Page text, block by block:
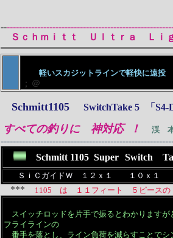
--
Ｓｃｈｍｉｔｔ Ｕｌｔｒａ Ｌ
軽いスカジットラインで軽快に遠
；＠
Schmitt1105 SwitchTake 5 「
すべての釣りに 神対応 ！ 渓
Schmitt 1105 Super Switch
ＳｉＣガイドＷ １２ｘ１ １０ｘ
*** 1105 は １１フィート ５ピースの
スイッチロッドを片手で振るとわかりますが
フライラインの
番手を落とし、ライン負荷を減らすことでシ